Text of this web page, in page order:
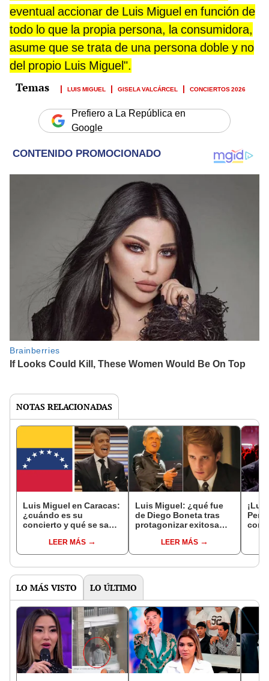
eventual accionar de Luis Miguel en función de
todo lo que la propia persona, la consumidora,
asume que se trata de una persona doble y no
del propio Luis Miguel".
LUIS MIGUEL GISELA VALCÁRCEL CONCIERTOS 2026
Prefiero a La República en
Google
NOTAS RELACIONADAS
Luis Miguel en Caracas:
¿cuándo es su
concierto y qué se sabe
LEER MÁS
Luis Miguel: ¿qué fue
de Diego Boneta tras
protagonizar exitosa
LEER MÁS
LO MÁS VISTO LO ÚLTIMO